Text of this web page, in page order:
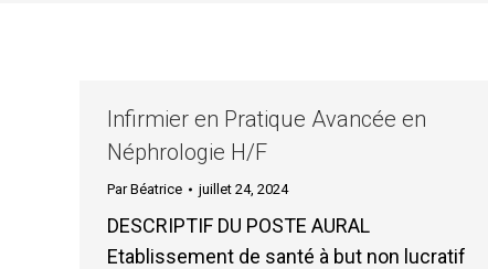
Infirmier en Pratique Avancée en
Néphrologie H/F
ParBéatrice juillet 24, 2024
DESCRIPTIF DU POSTE AURAL
Etablissement de santé à but non lucratif